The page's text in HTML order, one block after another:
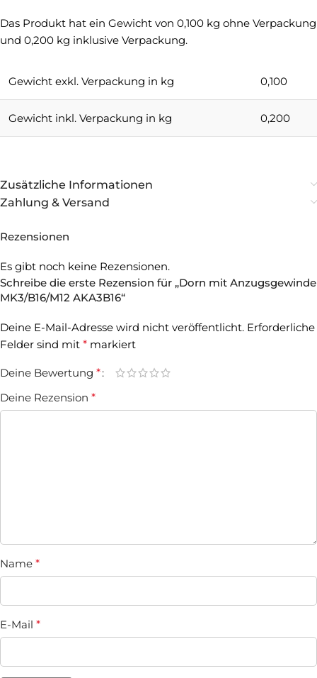
Das Produkt hat ein Gewicht von 0,100 kg ohne Verpackung
und 0,200 kg inklusive Verpackung.
Gewicht exkl. Verpackung in kg 0,100
Gewicht inkl. Verpackung in kg 0,200
Zusätzliche Informationen
Zahlung & Versand
Rezensionen
Es gibt noch keine Rezensionen.
Schreibe die erste Rezension für „Dorn mit Anzugsgewinde
MK3/B16/M12 AKA3B16“
Deine E-Mail-Adresse wird nicht veröffentlicht. Erforderliche
Felder sind mit * markiert
Deine Bewertung *
Deine Rezension *
Name *
E-Mail *